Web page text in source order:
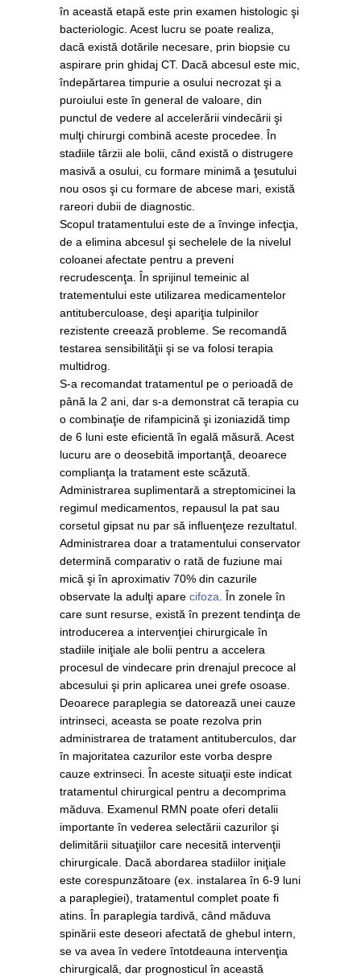
în această etapă este prin examen histologic şi
bacteriologic. Acest lucru se poate realiza,
dacă există dotările necesare, prin biopsie cu
aspirare prin ghidaj CT. Dacă abcesul este mic,
îndepărtarea timpurie a osului necrozat şi a
puroiului este în general de valoare, din
punctul de vedere al accelerării vindecării şi
mulţi chirurgi combină aceste procedee. În
stadiile târzii ale bolii, când există o distrugere
masivă a osului, cu formare minimă a ţesutului
nou osos şi cu formare de abcese mari, există
rareori dubii de diagnostic.
Scopul tratamentului este de a învinge infecţia,
de a elimina abcesul şi sechelele de la nivelul
coloanei afectate pentru a preveni
recrudescenţa. În sprijinul temeinic al
tratementului este utilizarea medicamentelor
antituberculoase, deşi apariţia tulpinilor
rezistente creează probleme. Se recomandă
testarea sensibilităţii şi se va folosi terapia
multidrog.
S-a recomandat tratamentul pe o perioadă de
până la 2 ani, dar s-a demonstrat că terapia cu
o combinaţie de rifampicină şi izoniazidă timp
de 6 luni este eficientă în egală măsură. Acest
lucuru are o deosebită importanţă, deoarece
complianţa la tratament este scăzută.
Administrarea suplimentară a streptomicinei la
regimul medicamentos, repausul la pat sau
corsetul gipsat nu par să influenţeze rezultatul.
Administrarea doar a tratamentului conservator
determină comparativ o rată de fuziune mai
mică şi în aproximativ 70% din cazurile
observate la adulţi apare cifoza . În zonele în
care sunt resurse, există în prezent tendinţa de
introducerea a intervenţiei chirurgicale în
stadiile iniţiale ale bolii pentru a accelera
procesul de vindecare prin drenajul precoce al
abcesului şi prin aplicarea unei grefe osoase.
Deoarece paraplegia se datorează unei cauze
intrinseci, aceasta se poate rezolva prin
administrarea de tratament antituberculos, dar
în majoritatea cazurilor este vorba despre
cauze extrinseci. În aceste situaţii este indicat
tratamentul chirurgical pentru a decomprima
măduva. Examenul RMN poate oferi detalii
importante în vederea selectării cazurilor şi
delimitării situaţiilor care necesită intervenţii
chirurgicale. Dacă abordarea stadiilor iniţiale
este corespunzătoare (ex. instalarea în 6-9 luni
a paraplegiei), tratamentul complet poate fi
atins. În paraplegia tardivă, când măduva
spinării este deseori afectată de ghebul intern,
se va avea în vedere întotdeauna intervenţia
chirurgicală, dar prognosticul în această